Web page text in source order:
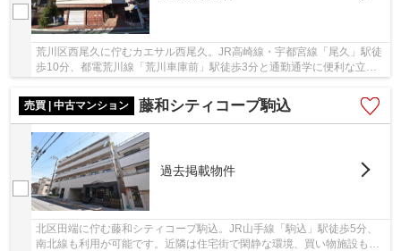
荒川区西尾久に佇むカエサル西尾久。JR高崎線・宇都宮線「尾久」駅徒
歩10分、都電荒川線「荒川車庫前」駅徒歩3分と通勤通学に便利な立
売買 | 中古マンション
藤和シティコープ駒込
過去掲載物件
北区田端に佇む藤和シティコープ駒込。JR山手線「駒込」駅徒歩5分、
南北線も利用が可能です。近隣は住宅街で閑静な環境、買い物施設も近